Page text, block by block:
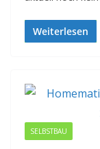
Weiterlesen
SELBSTBAU